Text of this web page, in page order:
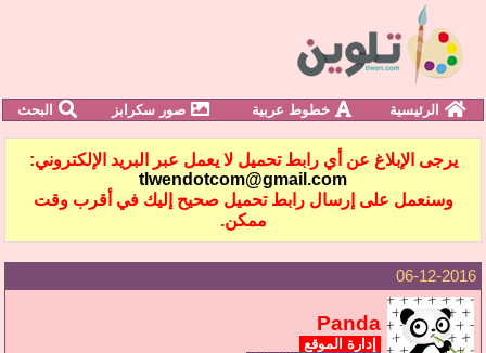
الرئيسية خطوط عربية صور سكرابز البحث
يرجى الإبلاغ عن أي رابط تحميل لا يعمل عبر البريد الإلكتروني:
tlwendotcom@gmail.com
وسنعمل على إرسال رابط تحميل صحيح إليك في أقرب وقت
ممكن.
06-12-2016
Panda
إدارة الموقع